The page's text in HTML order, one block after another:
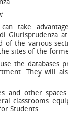
can take
Giurisprudenza
of the various
sites of the
the databases
They will
and other
classrooms
Students.